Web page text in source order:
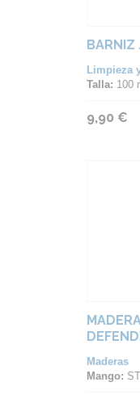
BARNIZ
Limpieza
Talla: 100
9,90 €
Maderas
Mango: ST